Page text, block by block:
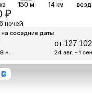
150 м 14 км
₽
ночей
соседние даты
н.
от 127
24 авг. - 1